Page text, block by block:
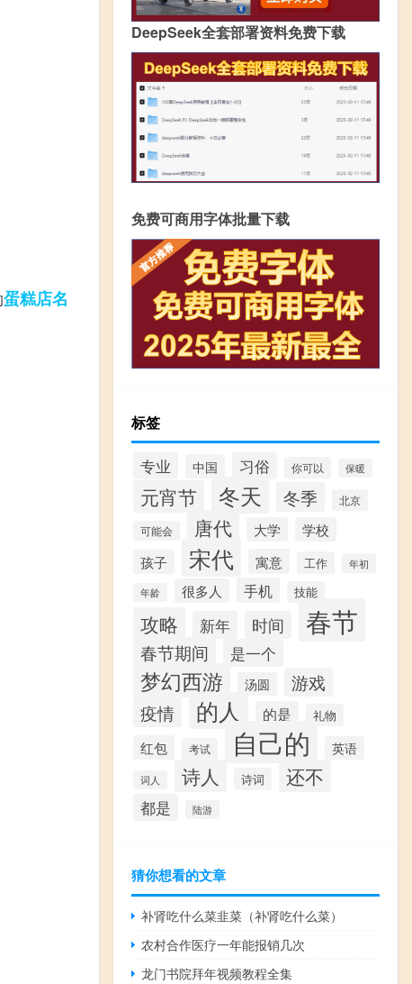
蛋糕店名
DeepSeek全套部署资料免费下载
免费可商用字体批量下载
标签
专业 中国 习俗 你可以 保暖
元宵节 冬天 冬季 北京
可能会 唐代 大学
学校
孩子
宋代 寓意 工作 年初
年龄 很多人 手机 技能
攻略 新年 时间 春节
春节期间 是一个
梦幻西游 汤圆 游戏
疫情 的人 的是 礼物
红包 考试 自己的 英语
词人 诗人 诗词 还不
都是 陆游
猜你想看的文章
补肾吃什么菜韭菜（补肾吃什么菜）
农村合作医疗一年能报销几次
龙门书院拜年视频教程全集